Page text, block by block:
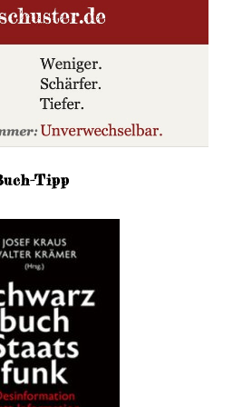
Tipp